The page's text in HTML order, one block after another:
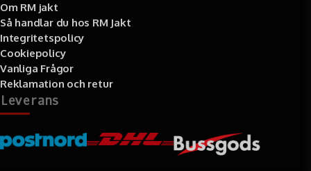
Om RM jakt
Så handlar du hos RM Jakt
Integritetspolicy
Cookiepolicy
Vanliga Frågor
Reklamation och retur
Leverans